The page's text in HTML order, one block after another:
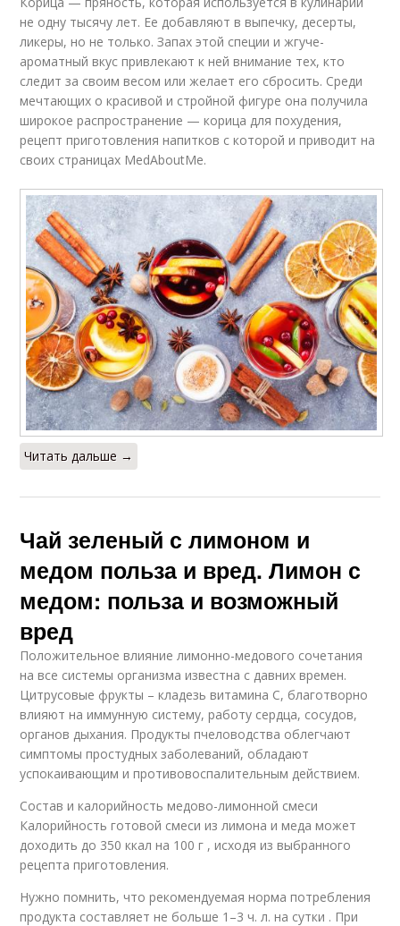
не одну тысячу лет. Ее добавляют в выпечку, десерты,
ликеры, но не только. Запах этой специи и жгуче-
ароматный вкус привлекают к ней внимание тех, кто
следит за своим весом или желает его сбросить. Среди
мечтающих о красивой и стройной фигуре она получила
широкое распространение — корица для похудения,
рецепт приготовления напитков с которой и приводит на
своих страницах MedAboutMe.
Читать дальше →
Чай зеленый с лимоном и
медом польза и вред. Лимон с
медом: польза и возможный
вред
Положительное влияние лимонно-медового сочетания
на все системы организма известна с давних времен.
Цитрусовые фрукты – кладезь витамина C, благотворно
влияют на иммунную систему, работу сердца, сосудов,
органов дыхания. Продукты пчеловодства облегчают
симптомы простудных заболеваний, обладают
успокаивающим и противовоспалительным действием.
Состав и калорийность медово-лимонной смеси
Калорийность готовой смеси из лимона и меда может
доходить до 350 ккал на 100 г , исходя из выбранного
рецепта приготовления.
Нужно помнить, что рекомендуемая норма потребления
продукта составляет не больше 1–3 ч. л. на сутки . При